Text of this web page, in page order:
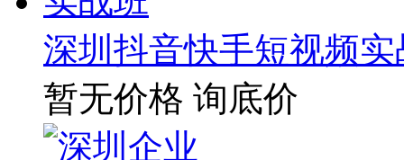
深圳抖音快手短视频实
暂无价格 询底价